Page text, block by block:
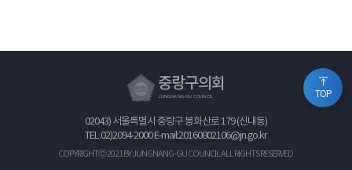
TOP
중랑구의회
JUNGNANG-GU COUNCIL
02043) 서울특별시 중랑구 봉화산로 179 (신내동)
TEL.02)2094-2000 E-mail:20160802106@jn.go.kr
COPYRIGHTⒸ 2021 BY JUNGNANG-GU COUNCIL ALL RIGHTS RESERVED.